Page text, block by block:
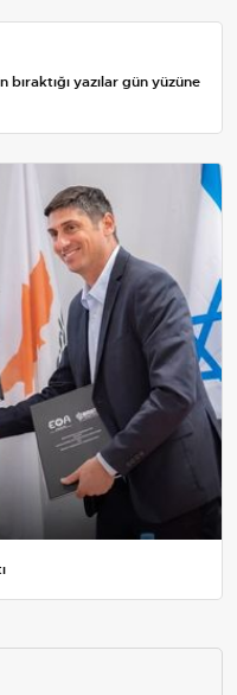
yazılar gün yüzüne